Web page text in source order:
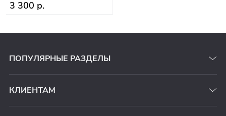
3 300 р.
ПОПУЛЯРНЫЕ РАЗДЕЛЫ
КЛИЕНТАМ